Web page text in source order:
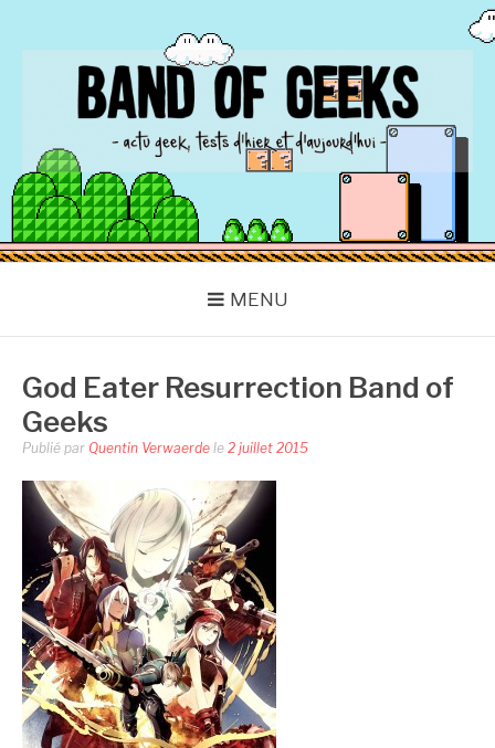
BAND OF GEEKS
Actu Geek d'hier et d'aujourd'hui
MENU
God Eater Resurrection Band of
Geeks
Publié par Quentin Verwaerde le 2 juillet 2015